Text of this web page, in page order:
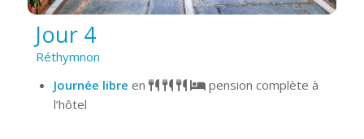
Jour 4
Réthymnon
Journée libre en
pension complète à
l’hôtel